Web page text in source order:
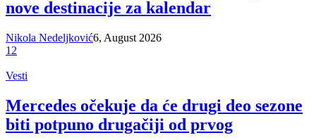
nove destinacije za kalendar
Nikola Nedeljković6, August 2026
12
Vesti
Mercedes očekuje da će drugi deo sezone
biti potpuno drugačiji od prvog